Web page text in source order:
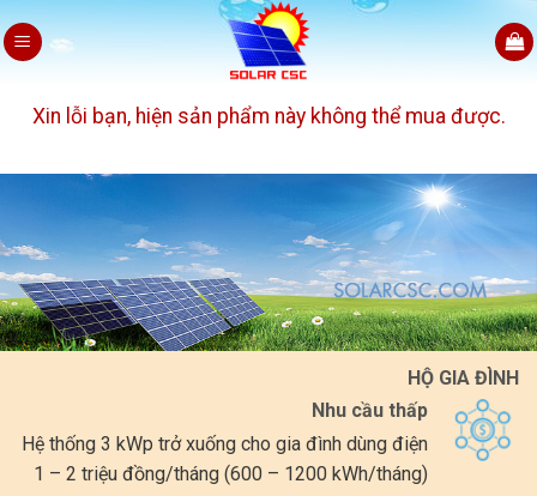
Skip
to
Xin lỗi bạn, hiện sản phẩm này không thể mua được.
HỘ GIA ĐÌNH
Nhu cầu thấp
Hệ thống 3 kWp trở xuống cho gia đình dùng điện
1 – 2 triệu đồng/tháng (600 – 1200 kWh/tháng)